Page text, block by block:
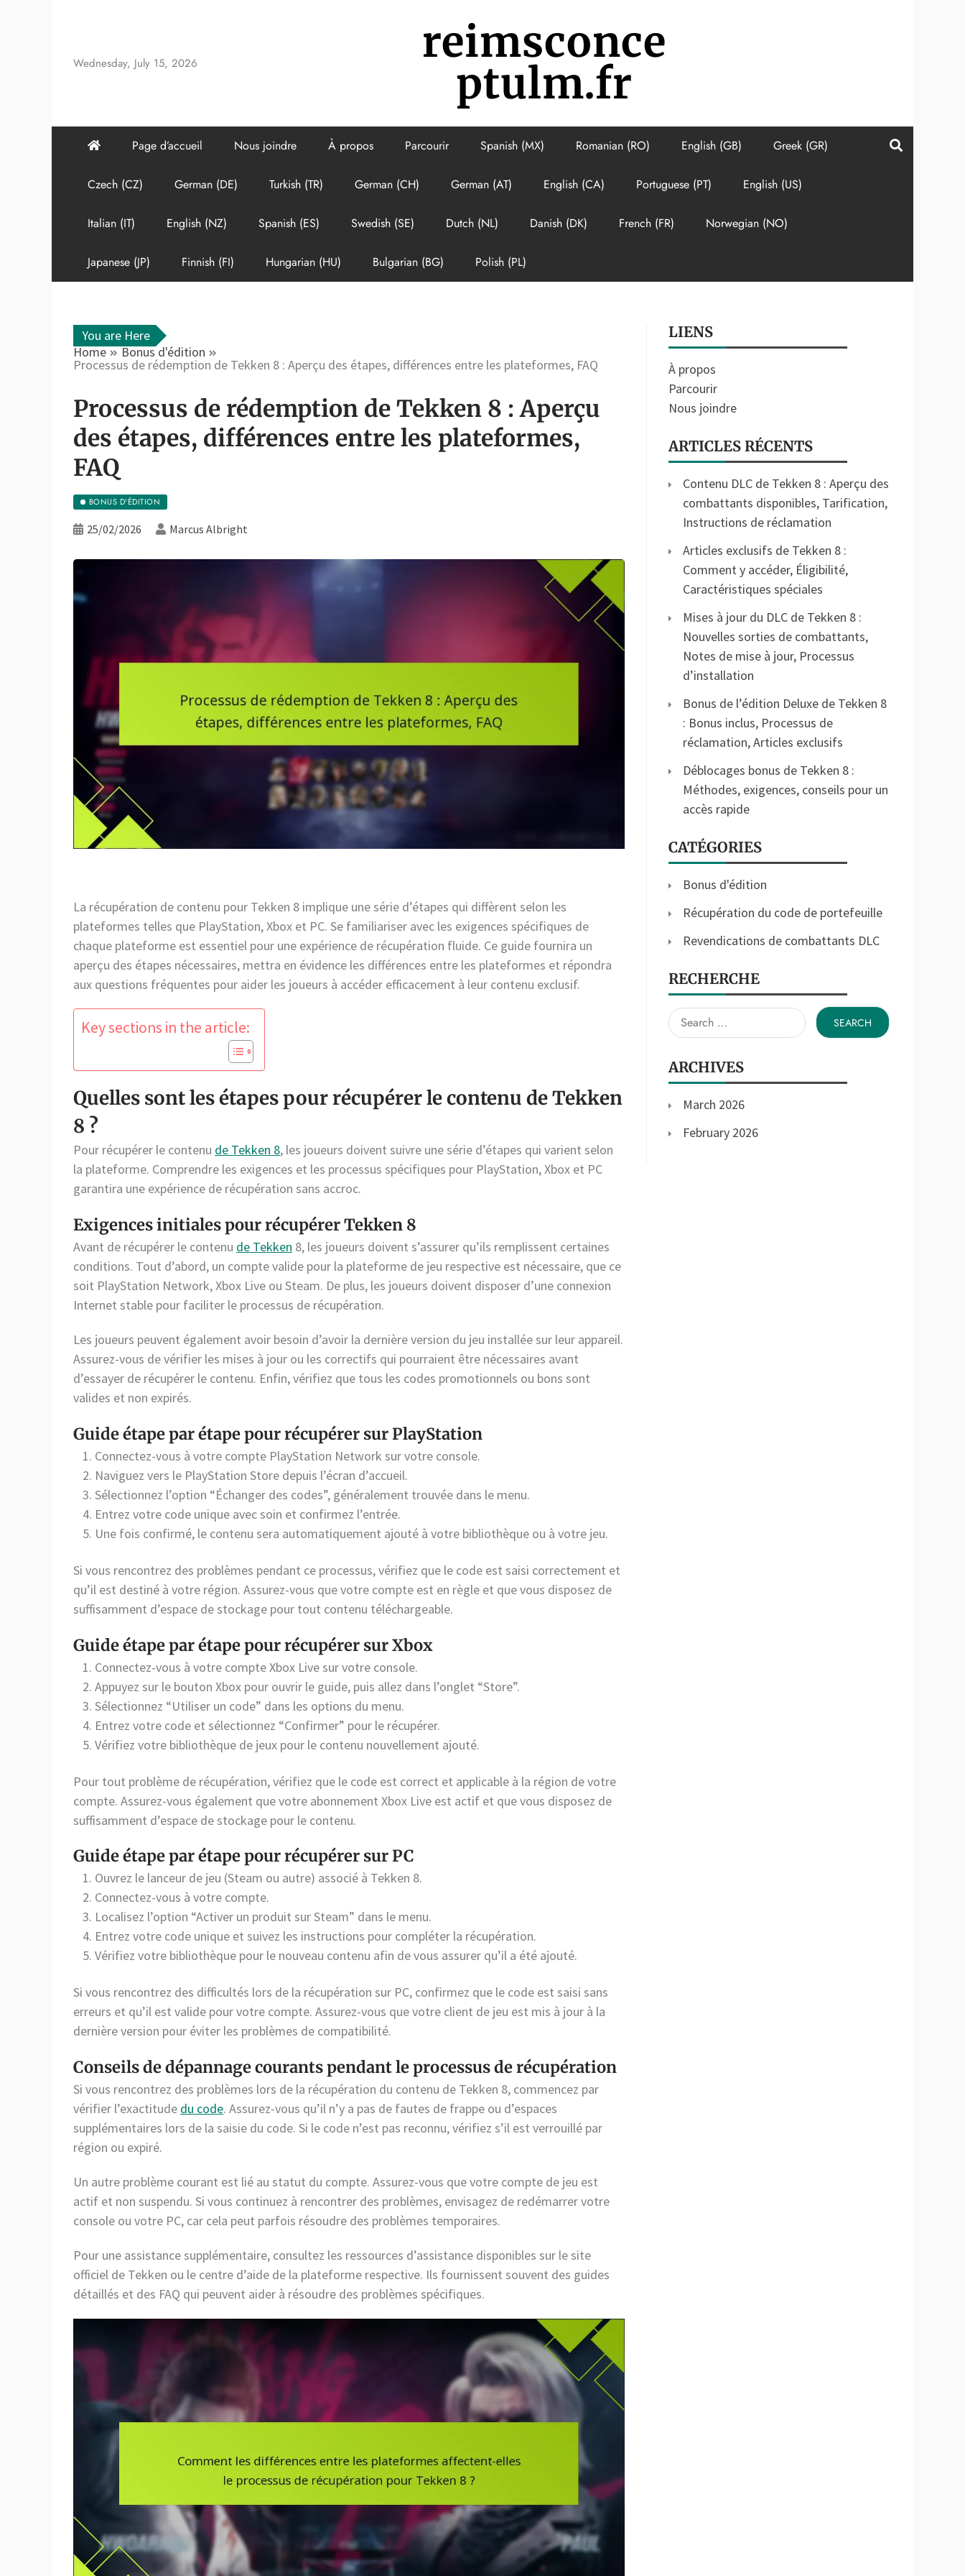
Wednesday, July 15, 2026 reimsconce
ptulm.fr
Page d’accueil Nous joindre À propos Parcourir Spanish (MX) Romanian (RO) English (GB) Greek (GR)
Czech (CZ) German (DE) Turkish (TR) German (CH) German (AT) English (CA) Portuguese (PT) English (US)
Italian (IT) English (NZ) Spanish (ES) Swedish (SE) Dutch (NL) Danish (DK) French (FR) Norwegian (NO)
Japanese (JP) Finnish (FI) Hungarian (HU) Bulgarian (BG) Polish (PL)
You are Here
Home
Bonus d'édition
Processus de rédemption de Tekken 8 : Aperçu des étapes, différences entre les plateformes, FAQ
Processus de rédemption de Tekken 8 : Aperçu
des étapes, différences entre les plateformes,
FAQ
BONUS D'ÉDITION
25/02/2026 Marcus Albright
La récupération de contenu pour Tekken 8 implique une série d’étapes qui diffèrent selon les
plateformes telles que PlayStation, Xbox et PC. Se familiariser avec les exigences spécifiques de
chaque plateforme est essentiel pour une expérience de récupération fluide. Ce guide fournira un
aperçu des étapes nécessaires, mettra en évidence les différences entre les plateformes et répondra
aux questions fréquentes pour aider les joueurs à accéder efficacement à leur contenu exclusif.
Key sections in the article:
Quelles sont les étapes pour récupérer le contenu de Tekken
8 ?
Pour récupérer le contenu de Tekken 8, les joueurs doivent suivre une série d’étapes qui varient selon
la plateforme. Comprendre les exigences et les processus spécifiques pour PlayStation, Xbox et PC
garantira une expérience de récupération sans accroc.
Exigences initiales pour récupérer Tekken 8
Avant de récupérer le contenu de Tekken 8, les joueurs doivent s’assurer qu’ils remplissent certaines
conditions. Tout d’abord, un compte valide pour la plateforme de jeu respective est nécessaire, que ce
soit PlayStation Network, Xbox Live ou Steam. De plus, les joueurs doivent disposer d’une connexion
Internet stable pour faciliter le processus de récupération.
Les joueurs peuvent également avoir besoin d’avoir la dernière version du jeu installée sur leur appareil.
Assurez-vous de vérifier les mises à jour ou les correctifs qui pourraient être nécessaires avant
d’essayer de récupérer le contenu. Enfin, vérifiez que tous les codes promotionnels ou bons sont
valides et non expirés.
Guide étape par étape pour récupérer sur PlayStation
Connectez-vous à votre compte PlayStation Network sur votre console.
Naviguez vers le PlayStation Store depuis l’écran d’accueil.
Sélectionnez l’option “Échanger des codes”, généralement trouvée dans le menu.
Entrez votre code unique avec soin et confirmez l’entrée.
Une fois confirmé, le contenu sera automatiquement ajouté à votre bibliothèque ou à votre jeu.
Si vous rencontrez des problèmes pendant ce processus, vérifiez que le code est saisi correctement et
qu’il est destiné à votre région. Assurez-vous que votre compte est en règle et que vous disposez de
suffisamment d’espace de stockage pour tout contenu téléchargeable.
Guide étape par étape pour récupérer sur Xbox
Connectez-vous à votre compte Xbox Live sur votre console.
Appuyez sur le bouton Xbox pour ouvrir le guide, puis allez dans l’onglet “Store”.
Sélectionnez “Utiliser un code” dans les options du menu.
Entrez votre code et sélectionnez “Confirmer” pour le récupérer.
Vérifiez votre bibliothèque de jeux pour le contenu nouvellement ajouté.
Pour tout problème de récupération, vérifiez que le code est correct et applicable à la région de votre
compte. Assurez-vous également que votre abonnement Xbox Live est actif et que vous disposez de
suffisamment d’espace de stockage pour le contenu.
Guide étape par étape pour récupérer sur PC
Ouvrez le lanceur de jeu (Steam ou autre) associé à Tekken 8.
Connectez-vous à votre compte.
Localisez l’option “Activer un produit sur Steam” dans le menu.
Entrez votre code unique et suivez les instructions pour compléter la récupération.
Vérifiez votre bibliothèque pour le nouveau contenu afin de vous assurer qu’il a été ajouté.
Si vous rencontrez des difficultés lors de la récupération sur PC, confirmez que le code est saisi sans
erreurs et qu’il est valide pour votre compte. Assurez-vous que votre client de jeu est mis à jour à la
dernière version pour éviter les problèmes de compatibilité.
Conseils de dépannage courants pendant le processus de récupération
Si vous rencontrez des problèmes lors de la récupération du contenu de Tekken 8, commencez par
vérifier l’exactitude du code. Assurez-vous qu’il n’y a pas de fautes de frappe ou d’espaces
supplémentaires lors de la saisie du code. Si le code n’est pas reconnu, vérifiez s’il est verrouillé par
région ou expiré.
Un autre problème courant est lié au statut du compte. Assurez-vous que votre compte de jeu est
actif et non suspendu. Si vous continuez à rencontrer des problèmes, envisagez de redémarrer votre
console ou votre PC, car cela peut parfois résoudre des problèmes temporaires.
Pour une assistance supplémentaire, consultez les ressources d’assistance disponibles sur le site
officiel de Tekken ou le centre d’aide de la plateforme respective. Ils fournissent souvent des guides
détaillés et des FAQ qui peuvent aider à résoudre des problèmes spécifiques.
LIENS
À propos
Parcourir
Nous joindre
ARTICLES RÉCENTS
Contenu DLC de Tekken 8 : Aperçu des
combattants disponibles, Tarification,
Instructions de réclamation
Articles exclusifs de Tekken 8 :
Comment y accéder, Éligibilité,
Caractéristiques spéciales
Mises à jour du DLC de Tekken 8 :
Nouvelles sorties de combattants,
Notes de mise à jour, Processus
d’installation
Bonus de l’édition Deluxe de Tekken 8
: Bonus inclus, Processus de
réclamation, Articles exclusifs
Déblocages bonus de Tekken 8 :
Méthodes, exigences, conseils pour un
accès rapide
CATÉGORIES
Bonus d'édition
Récupération du code de portefeuille
Revendications de combattants DLC
RECHERCHE
Search
for:
ARCHIVES
March 2026
February 2026